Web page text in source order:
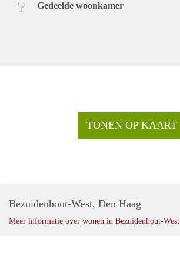
Gedeelde woonkamer
TONEN OP KAART
Bezuidenhout-West, Den Haag
Meer informatie over wonen in Bezuidenhout-West